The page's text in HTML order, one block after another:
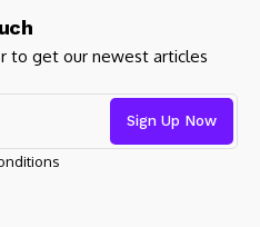
to get our newest articles